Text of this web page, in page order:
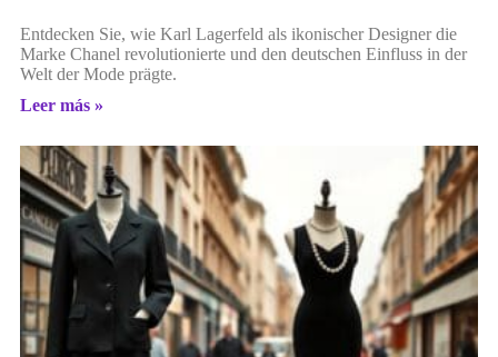
Entdecken Sie, wie Karl Lagerfeld als ikonischer Designer die
Marke Chanel revolutionierte und den deutschen Einfluss in der
Welt der Mode prägte.
Leer más »